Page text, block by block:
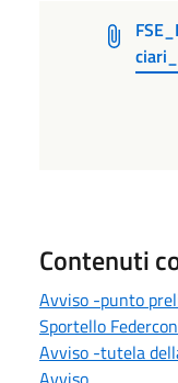
Contenuti
Avviso -punto
Sportello
Avviso -tutela